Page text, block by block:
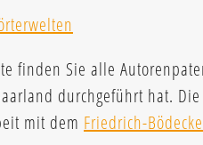
finden Sie alle
durchgeführt hat.
mit dem Friedrich-